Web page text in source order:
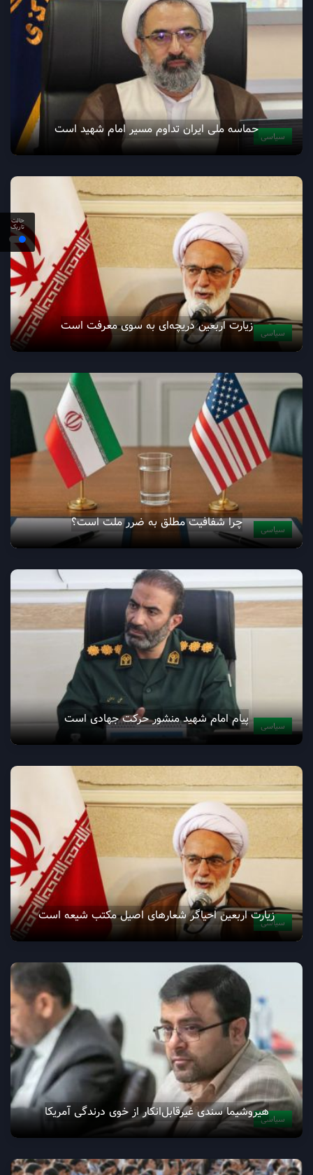
حالت
تاریک
سیاسیحماسه ملی ایران تداوم مسیر امام شهید است
سیاسی زيارت اربعين دریچه‌ای به سوی معرفت است
سیاسی چرا شفافیت مطلق به ضرر ملت است؟
سیاسی پیام امام شهید منشور حرکت جهادی است
سیاسی
زیارت اربعین احیاگر شعارهای اصیل مکتب شیعه است
سیاسیهيروشيما سندی غیرقابل‌انکار از خوی درندگی آمریکا